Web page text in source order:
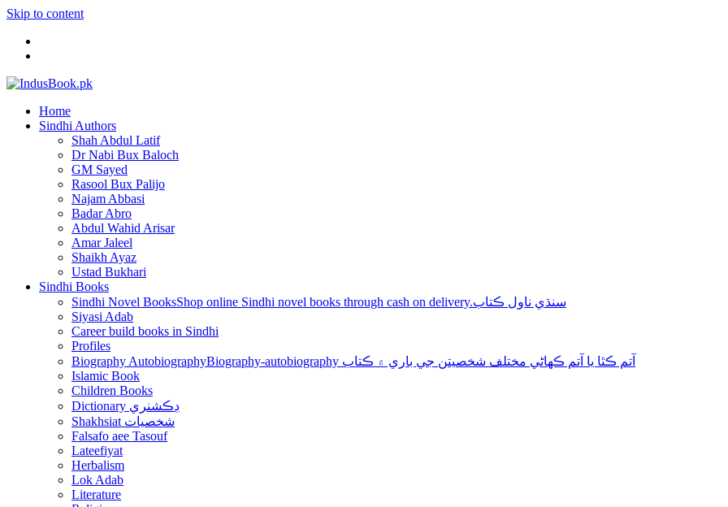
Skip to content
Home
Sindhi Authors
Shah Abdul Latif
Dr Nabi Bux Baloch
GM Sayed
Rasool Bux Palijo
Najam Abbasi
Badar Abro
Abdul Wahid Arisar
Amar Jaleel
Shaikh Ayaz
Ustad Bukhari
Sindhi Books
Sindhi Novel Books
Shop online Sindhi novel books through cash on delivery.سنڌي ناول ڪتاب
Siyasi Adab
Career build books in Sindhi
Profiles
Biography Autobiography
Biography-autobiography آتم ڪٿا يا آتم ڪھاڻي مختلف شخصيتن جي باري ۾ ڪتاب
Islamic Book
Children Books
Dictionary ڊڪشنري
Shakhsiat شخصيات
Falsafo aee Tasouf
Lateefiyat
Herbalism
Lok Adab
Literature